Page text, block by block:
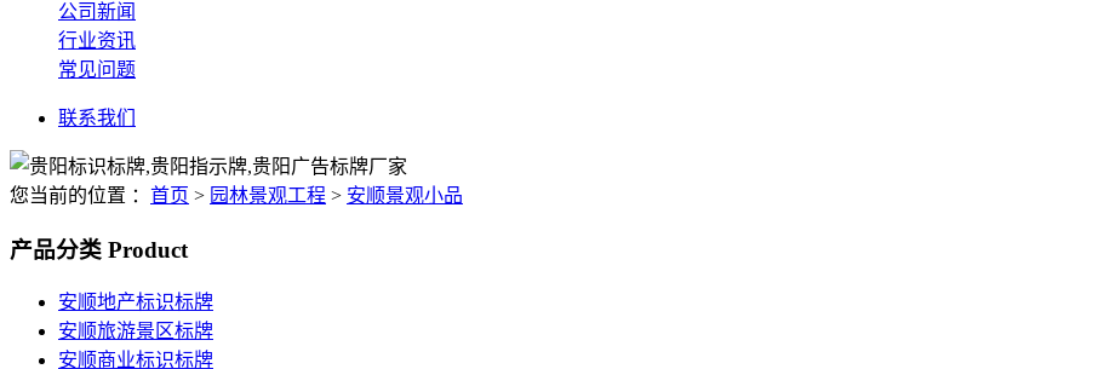
公司新闻
行业资讯
常见问题
联系我们
您当前的位置 ： 首页 > 园林景观工程 > 安顺景观小品
产品分类 Product
安顺地产标识标牌
安顺旅游景区标牌
安顺商业标识标牌